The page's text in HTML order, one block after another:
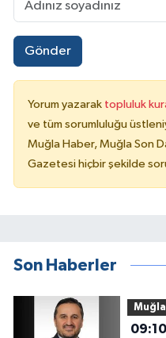
Gönder
Yorum yazarak topluluk
ve tüm sorumluluğu
Muğla Haber, Muğla Son
Gazetesi hiçbir şekilde
Son Haberler
09:10